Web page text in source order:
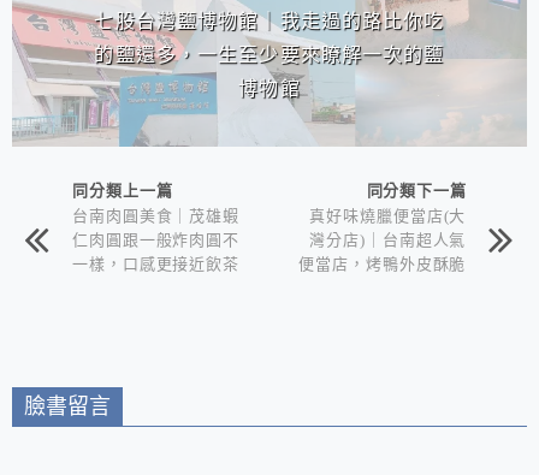
七股台灣鹽博物館｜我走過的路比你吃
的鹽還多，一生至少要來瞭解一次的鹽
博物館
同分類上一篇
台南肉圓美食｜茂雄蝦
仁肉圓跟一般炸肉圓不
一樣，口感更接近飲茶
同分類下一篇
真好味燒臘便當店(大
灣分店)｜台南超人氣
便當店，烤鴨外皮酥脆
臉書留言